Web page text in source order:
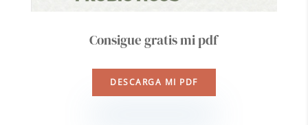
Consigue gratis mi pdf
DESCARGA MI PDF